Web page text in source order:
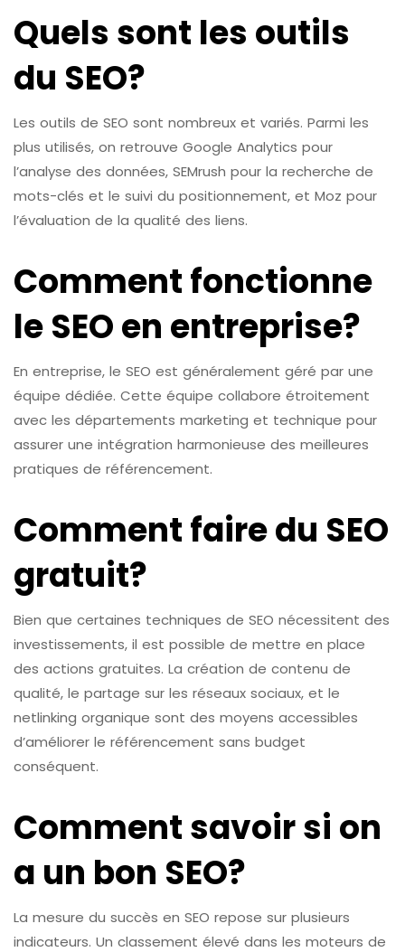
Quels sont les outils
du SEO?
Les outils de SEO sont nombreux et variés. Parmi les
plus utilisés, on retrouve Google Analytics pour
l’analyse des données, SEMrush pour la recherche de
mots-clés et le suivi du positionnement, et Moz pour
l’évaluation de la qualité des liens.
Comment fonctionne
le SEO en entreprise?
En entreprise, le SEO est généralement géré par une
équipe dédiée. Cette équipe collabore étroitement
avec les départements marketing et technique pour
assurer une intégration harmonieuse des meilleures
pratiques de référencement.
Comment faire du SEO
gratuit?
Bien que certaines techniques de SEO nécessitent des
investissements, il est possible de mettre en place
des actions gratuites. La création de contenu de
qualité, le partage sur les réseaux sociaux, et le
netlinking organique sont des moyens accessibles
d’améliorer le référencement sans budget
conséquent.
Comment savoir si on
a un bon SEO?
La mesure du succès en SEO repose sur plusieurs
indicateurs. Un classement élevé dans les moteurs de